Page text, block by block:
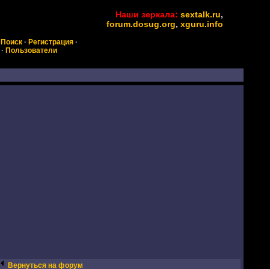
Наши зеркала: sextalk.ru,
forum.dosug.org, xguru.info
Поиск· Регистрация·
· Пользователи
Вернуться на форум